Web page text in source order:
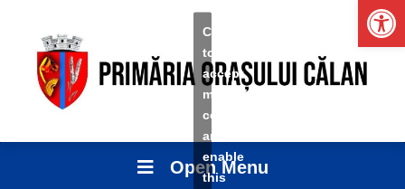
Click
to
accept
marketing
cookies
and
enable
this
Open Menu